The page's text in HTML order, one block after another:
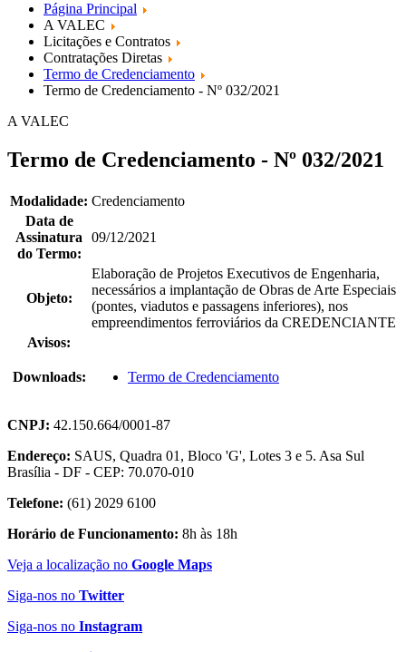
Página Principal
A VALEC
Licitações e Contratos
Contratações Diretas
Termo de Credenciamento
Termo de Credenciamento - Nº 032/2021
A VALEC
Termo de Credenciamento - Nº 032/2021
Modalidade: Credenciamento
Data de
Assinatura
do Termo:
09/12/2021
Objeto:
Elaboração de Projetos Executivos de Engenharia,
necessários a implantação de Obras de Arte Especiais
(pontes, viadutos e passagens inferiores), nos
empreendimentos ferroviários da CREDENCIANTE
Avisos:
Downloads: Termo de Credenciamento
CNPJ: 42.150.664/0001-87
Endereço: SAUS, Quadra 01, Bloco 'G', Lotes 3 e 5. Asa Sul
Brasília - DF - CEP: 70.070-010
Telefone: (61) 2029 6100
Horário de Funcionamento: 8h às 18h
Veja a localização no Google Maps
Siga-nos no Twitter
Siga-nos no Instagram